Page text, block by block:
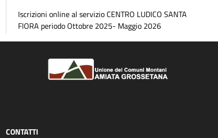
Iscrizioni online al servizio CENTRO LUDICO SANTA
FIORA periodo Ottobre 2025- Maggio 2026
CONTATTI